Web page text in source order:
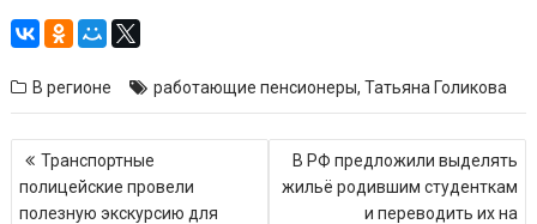
В регионе работающие пенсионеры,Татьяна Голикова
Навигация
по
записям
Транспортные
полицейские провели
полезную экскурсию для
В РФ предложили выделять
жильё родившим студенткам
и переводить их на